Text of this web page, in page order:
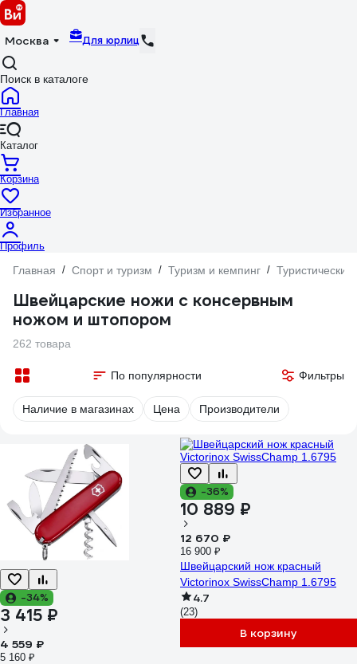
Москва Для юрлиц
Поиск в каталоге
Главная
Каталог
Корзина
Избранное
Профиль
Главная / Спорт и туризм / Туризм и кемпинг /
Швейцарские ножи с консервным
ножом и штопором
262 товара
По популярности Фильтры
Наличие в магазинах Цена Производители
-34%
3 415 ₽
4 559 ₽
5 160 ₽
-36%
10 889 ₽
12 670 ₽
16 900 ₽
Швейцарский нож красный
Victorinox SwissChamp 1.6795
4.7
(23)
В корзину